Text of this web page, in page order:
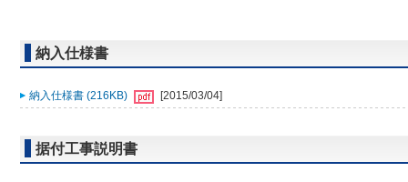
納入仕様書
納入仕様書 (216KB) [2015/03/04]
据付工事説明書